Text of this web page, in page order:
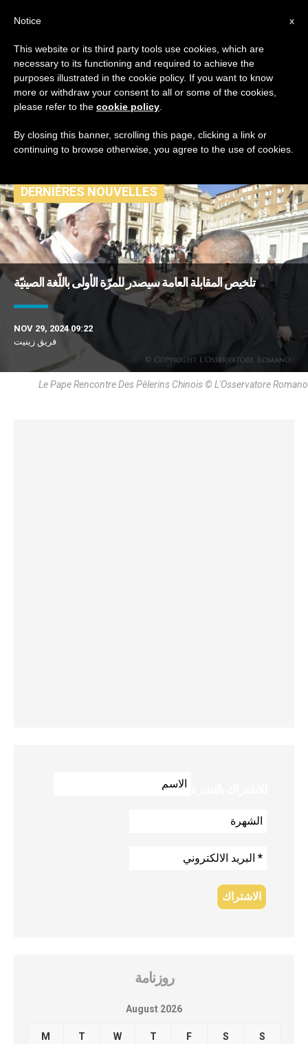
TAG
Posts Tagged ‘اللغة
الصينية’
DERNIÈRES NOUVELLES
تلخيص المقابلة العامة سيصدر للمرّة الأولى باللّغة الصينيّة
NOV 29, 2024 09:22
فريق زينيت
Le Pape Rencontre Des Pèlerins Chinois © L'Osservatore Romano
روزنامة
August 2026
M T W T F S S
x
Notice
This website or its third party tools use cookies, which are
necessary to its functioning and required to achieve the
purposes illustrated in the cookie policy. If you want to know
more or withdraw your consent to all or some of the cookies,
please refer to the cookie policy
By closing this banner, scrolling this page, clicking a link or
continuing to browse otherwise, you agree to the use of cookies.